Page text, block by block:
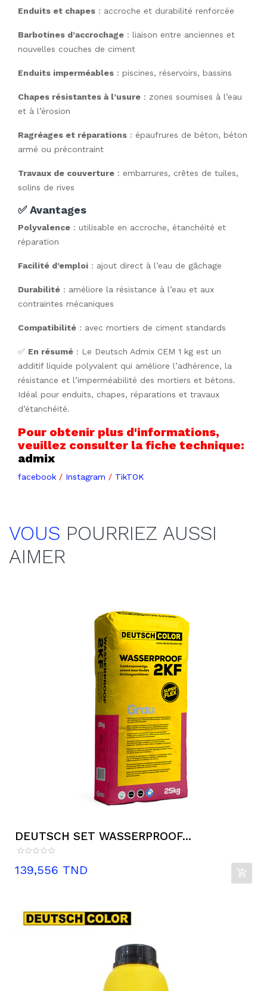
Enduits et chapes : accroche et durabilité renforcée
Barbotines d’accrochage : liaison entre anciennes et
nouvelles couches de ciment
Enduits imperméables : piscines, réservoirs, bassins
Chapes résistantes à l’usure : zones soumises à l’eau
et à l’érosion
Ragréages et réparations : épaufrures de béton, béton
armé ou précontraint
Travaux de couverture : embarrures, crêtes de tuiles,
solins de rives
✅ Avantages
Polyvalence : utilisable en accroche, étanchéité et
réparation
Facilité d’emploi : ajout direct à l’eau de gâchage
Durabilité : améliore la résistance à l’eau et aux
contraintes mécaniques
Compatibilité : avec mortiers de ciment standards
✅ En résumé : Le Deutsch Admix CEM 1 kg est un
additif liquide polyvalent qui améliore l’adhérence, la
résistance et l’imperméabilité des mortiers et bétons.
Idéal pour enduits, chapes, réparations et travaux
d’étanchéité.
Pour obtenir plus d'informations,
veuillez consulter la fiche technique:
admix
facebook / Instagram / TikTOK
VOUS POURRIEZ AUSSI
AIMER
DEUTSCH SET WASSERPROOF...
Prix
139,556 TND